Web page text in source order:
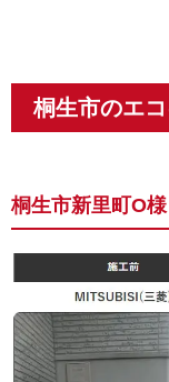
桐生市のエ
桐生市新里町O様